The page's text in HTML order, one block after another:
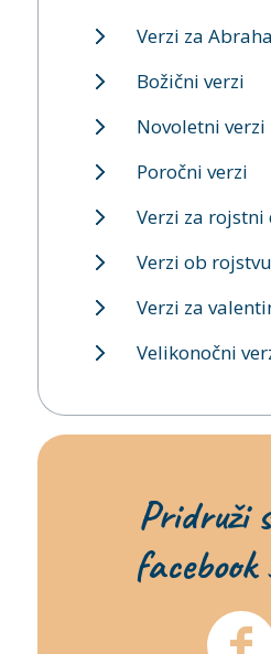
Verzi za
Božični verzi
Novoletni verzi
Poročni verzi
Verzi za rojstni
Verzi ob rojstvu
Verzi za
Velikonočni
Pridruži